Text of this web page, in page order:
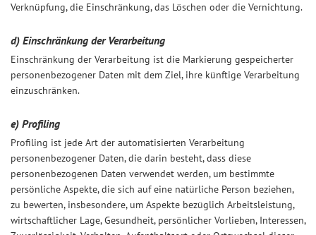
Verknüpfung, die Einschränkung, das Löschen oder die Vernichtung.
d) Einschränkung der Verarbeitung
Einschränkung der Verarbeitung ist die Markierung gespeicherter
personenbezogener Daten mit dem Ziel, ihre künftige Verarbeitung
einzuschränken.
e) Profiling
Profiling ist jede Art der automatisierten Verarbeitung
personenbezogener Daten, die darin besteht, dass diese
personenbezogenen Daten verwendet werden, um bestimmte
persönliche Aspekte, die sich auf eine natürliche Person beziehen,
zu bewerten, insbesondere, um Aspekte bezüglich Arbeitsleistung,
wirtschaftlicher Lage, Gesundheit, persönlicher Vorlieben, Interessen,